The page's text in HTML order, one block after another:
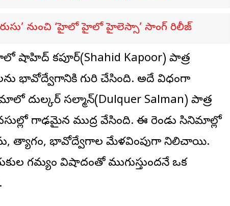
నుంచి ‘హైలో హైలో హైలెస్సా’ సాంగ్ రిలీజ్
షాహిద్ క‌పూర్(Shahid Kapoor) పాత్ర
భావోద్వేగానికి గురి చేసింది. అదే విధంగా
దుల్క‌ర్ స‌ల్మాన్(Dulquer Salman) పాత్ర
గాఢమైన ముద్ర వేసింది. ఈ రెండు సినిమాల్లో
త్యాగం, భావోద్వేగాల మేళవింపుగా నిలిచాయి.
గమ్యం విషాదంతో ముగుస్తుందనే ఒక